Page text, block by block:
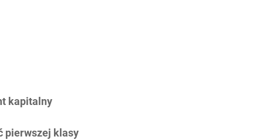
kapitalny
pierwszej klasy